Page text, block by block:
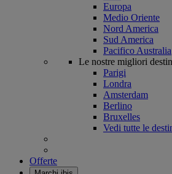
Europa
Medio Oriente
Nord America
Sud America
Pacifico Australia
Le nostre migliori
Parigi
Londra
Amsterdam
Berlino
Bruxelles
Vedi tutte le
Offerte